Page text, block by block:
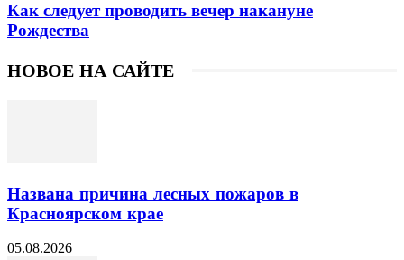
Как следует проводить вечер накануне
Рождества
НОВОЕ НА САЙТЕ
Названа причина лесных пожаров в
Красноярском крае
05.08.2026